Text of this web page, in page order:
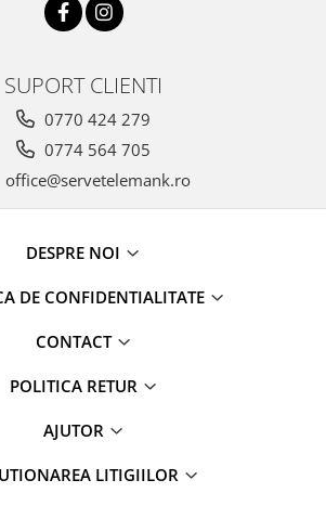
SUPORT CLIENTI
0770 424 279
0774 564 705
office@servetelemank.ro
DESPRE NOI
DE CONFIDENTIALITATE
CONTACT
POLITICA RETUR
AJUTOR
LITIGIILOR